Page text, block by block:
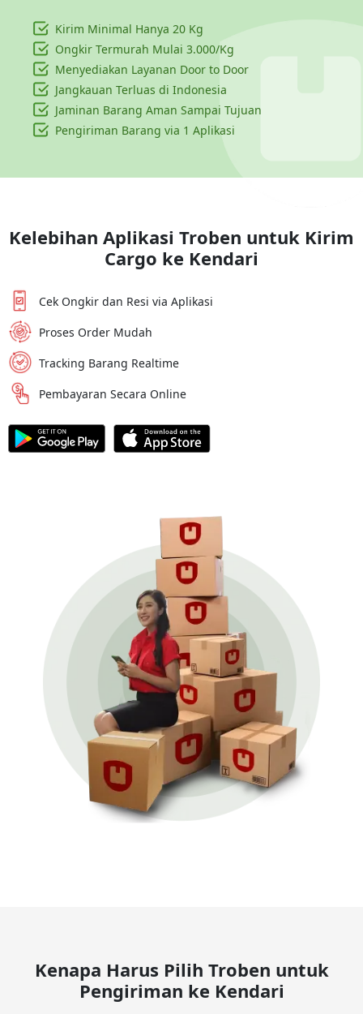
Kirim Minimal Hanya 20 Kg
Ongkir Termurah Mulai 3.000/Kg
Menyediakan Layanan Door to Door
Jangkauan Terluas di Indonesia
Jaminan Barang Aman Sampai Tujuan
Pengiriman Barang via 1 Aplikasi
Kelebihan Aplikasi Troben untuk Kirim
Cargo ke Kendari
Cek Ongkir dan Resi via Aplikasi
Proses Order Mudah
Tracking Barang Realtime
Pembayaran Secara Online
Kenapa Harus Pilih Troben untuk
Pengiriman ke Kendari